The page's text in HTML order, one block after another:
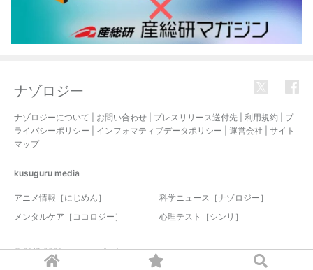
ナゾロジー
ナゾロジーについて お問い合わせ プレスリリース送付先 利用規約
プ
ライバシーポリシー
インフォマティブデータポリシー 運営会社
サイト
マップ
kusuguru media
アニメ情報［にじめん］
科学ニュース［ナゾロジー］
メンタルケア［ココロジー］
心理テスト［シンリ］
© 2017-2026 nazology. all rights reserved.